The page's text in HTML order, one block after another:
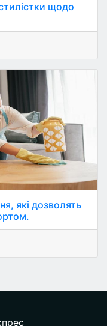
щодо
які дозволять